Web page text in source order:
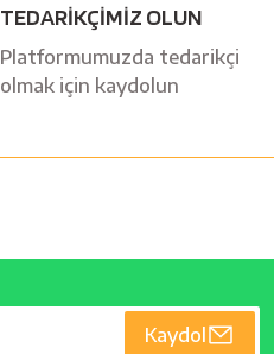
TEDARİKÇİMİZ OLUN
Platformumuzda tedarikçi
olmak için kaydolun
Kaydol